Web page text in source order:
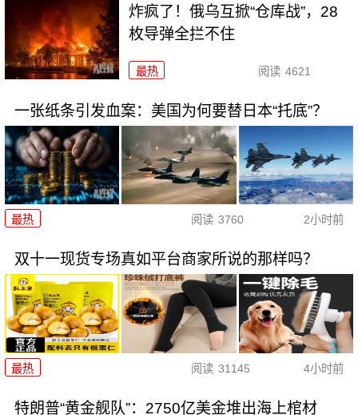
炸疯了！俄乌互掀“仓库战”，28
枚导弹全拦不住
最热 阅读 4621
一张纸条引发血案：美国为何要替日本“托底”？
最热 阅读 3760 2小时前
双十一现货专场真如平台商家所说的那样吗？
最热 阅读 31145 4小时前
特朗普“黄金舰队”：2750亿美金堆出海上棺材